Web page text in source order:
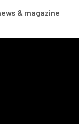
& magazine